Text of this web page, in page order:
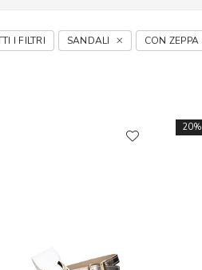
I FILTRI SANDALI CON ZEPPA
20%